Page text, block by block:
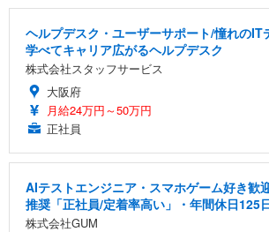
ヘルプデスク・ユーザーサポート/憧れのIT
学べてキャリア広がるヘルプデスク
株式会社スタッフサービス
大阪府
月給24万円～50万円
正社員
AIテストエンジニア・スマホゲーム好き歓
推奨「正社員/定着率高い」・年間休日125
株式会社GUM